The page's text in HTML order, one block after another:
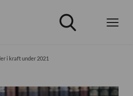
i kraft under 2021